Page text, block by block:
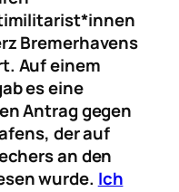
Bremerhavens
Auf einem
es eine
Antrag gegen
der auf
an den
wurde. Ich